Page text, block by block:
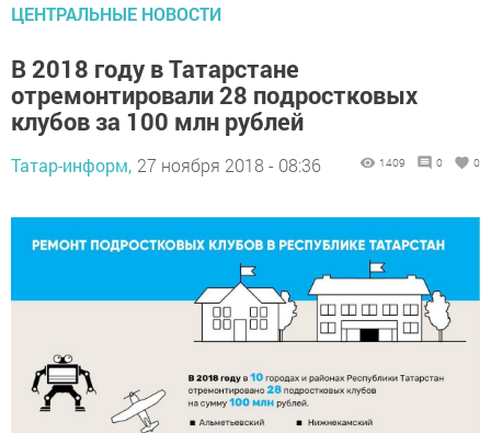
ЦЕНТРАЛЬНЫЕ НОВОСТИ
В 2018 году в Татарстане
отремонтировали 28 подростковых
клубов за 100 млн рублей
Татар-информ, 27 ноября 2018 - 08:36 1409 0 0